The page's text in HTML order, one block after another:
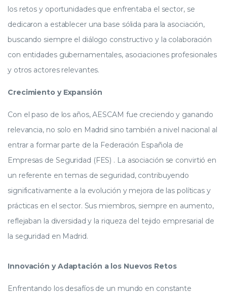
los retos y oportunidades que enfrentaba el sector, se
dedicaron a establecer una base sólida para la asociación,
buscando siempre el diálogo constructivo y la colaboración
con entidades gubernamentales, asociaciones profesionales
y otros actores relevantes.
Crecimiento y Expansión
Con el paso de los años, AESCAM fue creciendo y ganando
relevancia, no solo en Madrid sino también a nivel nacional al
entrar a formar parte de la Federación Española de
Empresas de Seguridad (FES) . La asociación se convirtió en
un referente en temas de seguridad, contribuyendo
significativamente a la evolución y mejora de las políticas y
prácticas en el sector. Sus miembros, siempre en aumento,
reflejaban la diversidad y la riqueza del tejido empresarial de
la seguridad en Madrid.
Innovación y Adaptación a los Nuevos Retos
Enfrentando los desafíos de un mundo en constante